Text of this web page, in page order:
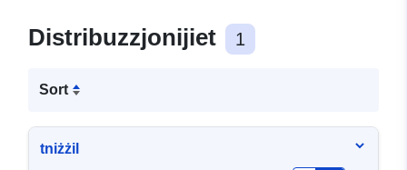
Distribuzzjonijiet 1
Sort
tniżżil